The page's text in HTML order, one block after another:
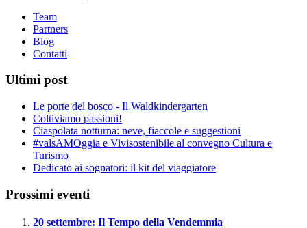
Team
Partners
Blog
Contatti
Ultimi post
Le porte del bosco - Il Waldkindergarten
Coltiviamo passioni!
Ciaspolata notturna: neve, fiaccole e suggestioni
#valsAMOggia e Vivisostenibile al convegno Cultura e
Turismo
Dedicato ai sognatori: il kit del viaggiatore
Prossimi eventi
20 settembre: Il Tempo della Vendemmia